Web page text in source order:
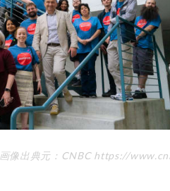
画像出典元：CNBC https://